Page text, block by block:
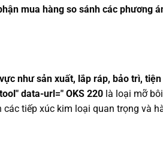
mua hàng so sánh các phương
như sản xuất, lắp ráp, bảo trì,
data-url=" OKS 220là loại mỡ
tiếp xúc kim loại quan trọng và